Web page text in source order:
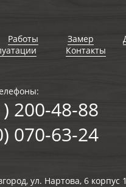
Работы Замер
Контакты
200-48-88
070-63-24
ул. Нартова, 6 корпус 1